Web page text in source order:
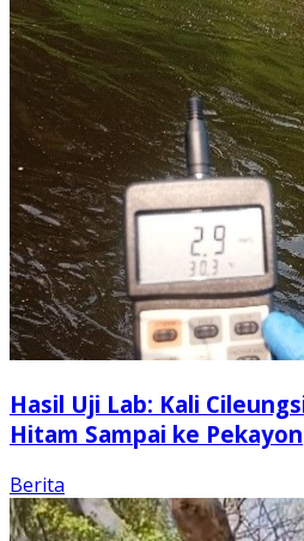
Hasil Uji Lab: Kali
Hitam Sampai ke Pekayon
Berita